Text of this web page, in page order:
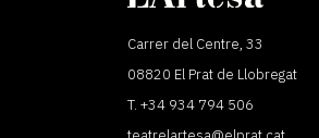
Carrer del Centre, 33
08820 El Prat de Llobregat
T. +34 934 794 506